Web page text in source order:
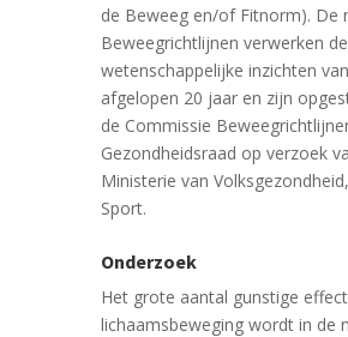
de Beweeg en/of Fitnorm). De
Beweegrichtlijnen verwerken de
wetenschappelijke inzichten
afgelopen 20 jaar en zijn
de Commissie
Gezondheidsraad op verzoek
Ministerie van
Sport.
Onderzoek
Het grote aantal gunstige
lichaamsbeweging wordt in de